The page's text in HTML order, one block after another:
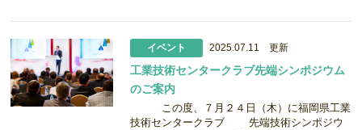
イベント 2025.07.11 更新
工業技術センタークラブ先端シンポジウム
のご案内
この度、７月２４日（木）に福岡県工業
技術センタークラブ 先端技術シンポジウ